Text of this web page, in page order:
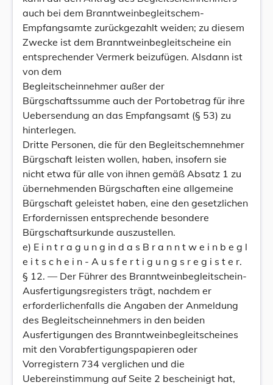
auch bei dem Branntweinbegleitschem-
Empfangsamte zurückgezahlt weiden; zu diesem
Zwecke ist dem Branntweinbegleitscheine ein
entsprechender Vermerk beizufügen. Alsdann ist
von dem
Begleitscheinnehmer außer der
Bürgschaftssumme auch der Portobetrag für ihre
Uebersendung an das Empfangsamt (§ 53) zu
hinterlegen.
Dritte Personen, die für den Begleitschemnehmer
Bürgschaft leisten wollen, haben, insofern sie
nicht etwa für alle von ihnen gemäß Absatz 1 zu
übernehmenden Bürgschaften eine allgemeine
Bürgschaft geleistet haben, eine den gesetzlichen
Erfordernissen entsprechende besondere
Bürgschaftsurkunde auszustellen.
e) E i n t r a g u n g in d a s B r a n n t w e i n b e g l
e i t s c h e i n - A u s f e r t i g u n g s r e g i s t e r.
§ 12. — Der Führer des Branntweinbegleitschein-
Ausfertigungsregisters trägt, nachdem er
erforderlichenfalls die Angaben der Anmeldung
des Begleitscheinnehmers in den beiden
Ausfertigungen des Branntweinbegleitscheines
mit den Vorabfertigungspapieren oder
Vorregistern 734 verglichen und die
Uebereinstimmung auf Seite 2 bescheinigt hat,